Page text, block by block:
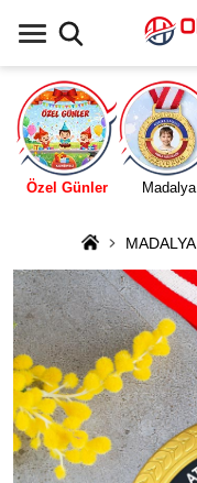
Özel Günler Madalya
MADALYA